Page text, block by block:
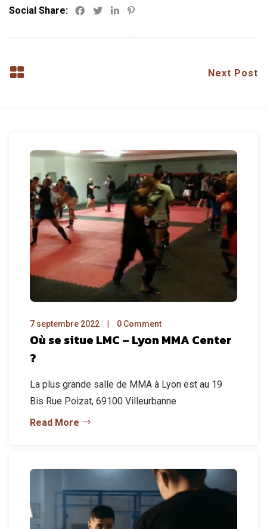
Social Share:
Next Post
7 septembre 2022 0 Comment
Où se situe LMC – Lyon MMA Center
?
La plus grande salle de MMA à Lyon est au 19
Bis Rue Poizat, 69100 Villeurbanne
Read More